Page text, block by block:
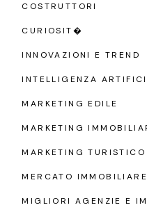
COSTRUTTORI
CURIOSIT�
INNOVAZIONI E TREND
INTELLIGENZA
MARKETING EDILE
MARKETING
MARKETING TURISTICO
MERCATO IMMOBILIARE
MIGLIORI AGENZIE E